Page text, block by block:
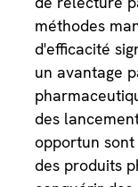
méthodes
d'efficacité
un avantage
des
opportun
des produits